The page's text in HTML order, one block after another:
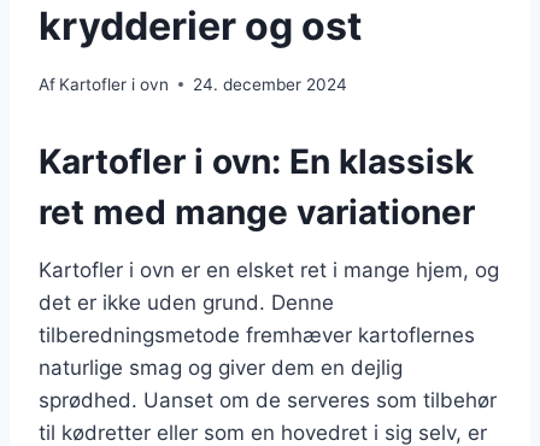
krydderier og ost
Af Kartofler i ovn 24. december 2024
Kartofler i ovn: En klassisk
ret med mange variationer
Kartofler i ovn er en elsket ret i mange hjem, og
det er ikke uden grund. Denne
tilberedningsmetode fremhæver kartoflernes
naturlige smag og giver dem en dejlig
sprødhed. Uanset om de serveres som tilbehør
til kødretter eller som en hovedret i sig selv, er